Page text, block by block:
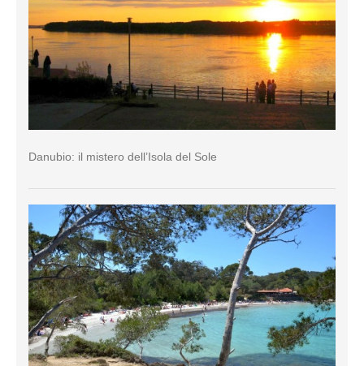
Danubio: il mistero dell’Isola del Sole